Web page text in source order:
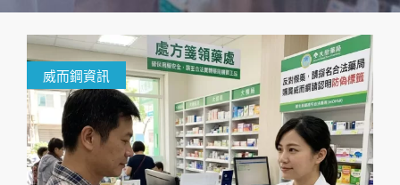
威而鋼資訊